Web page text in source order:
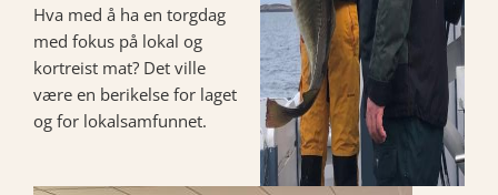
Hva med å ha en torgdag
med fokus på lokal og
kortreist mat? Det ville
være en berikelse for laget
og for lokalsamfunnet.